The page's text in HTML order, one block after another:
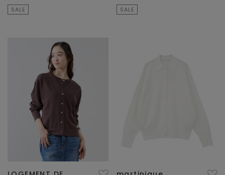
SALE SALE